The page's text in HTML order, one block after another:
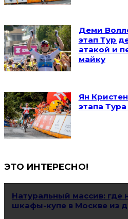
Деми
этап Тур
атакой и
майку
Ян
этапа
ЭТО ИНТЕРЕСНО!
Натуральный массив: где
шкафы-купе в Москве из